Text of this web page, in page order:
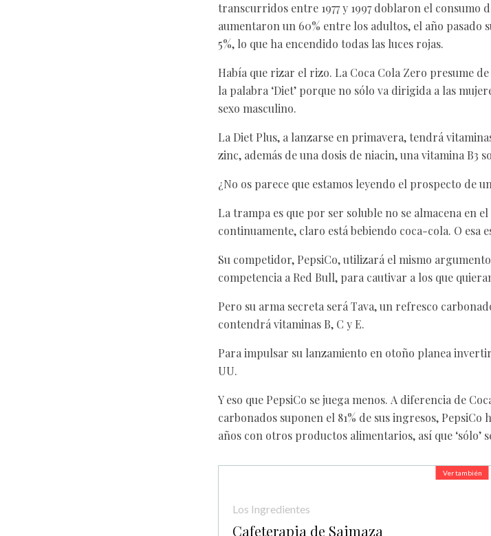
transcurridos entre 1977 y 1997 doblaron el consumo
aumentaron un 60% entre los adultos, el año pasado
5%, lo que ha encendido todas las luces rojas.
Había que rizar el rizo. La Coca Cola Zero presume
la palabra ‘Diet’ porque no sólo va dirigida a las
sexo masculino.
La Diet Plus, a lanzarse en primavera, tendrá
zinc, además de una dosis de niacin, una vitamina B3
¿No os parece que estamos leyendo el prospecto de
La trampa es que por ser soluble no se almacena en
continuamente, claro está bebiendo coca-cola. O esa
Su competidor, PepsiCo, utilizará el mismo
competencia a Red Bull, para cautivar a los que
Pero su arma secreta será Tava, un refresco
contendrá vitaminas B, C y E.
Para impulsar su lanzamiento en otoño planea
UU.
Y eso que PepsiCo se juega menos. A diferencia de
carbonados suponen el 81% de sus ingresos,
años con otros productos alimentarios, así que ‘sólo’
Ver también
Los Ingredientes
Cafeterapia de Saimaza